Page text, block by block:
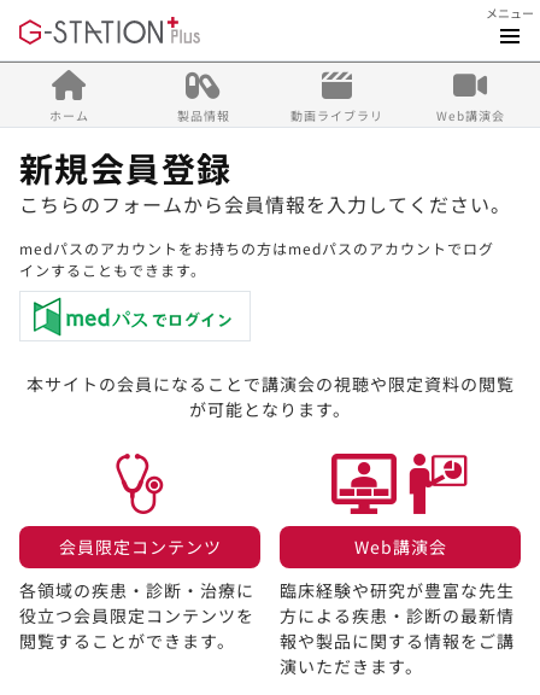
メニュー
ホーム 製品情報 動画ライブラリ Web講演会
新規会員登録
こちらのフォームから会員情報を入力してください。
medパスのアカウントをお持ちの方はmedパスのアカウントでログ
インすることもできます。
本サイトの会員になることで講演会の視聴や限定資料の閲覧
が可能となります。
会員限定コンテンツ​
各領域の疾患・診断・治療に
役立つ会員限定コンテンツを
閲覧することができます。​
Web講演会​
臨床経験や研究が豊富な先生
方による疾患・診断の最新情
報や製品に関する情報をご講
演いただきます。